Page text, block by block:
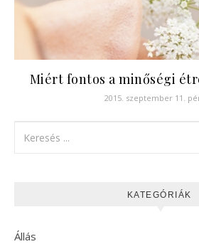
Miért fontos a minőségi
2015. szeptember 11.
KATEGÓRIÁK
Állás